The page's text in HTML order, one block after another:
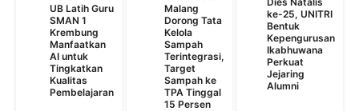
UB Latih Guru
SMAN 1
Krembung
Manfaatkan
AI untuk
Tingkatkan
Kualitas
Pembelajaran
Malang
Dorong Tata
Kelola
Sampah
Terintegrasi,
Target
Sampah ke
TPA Tinggal
15 Persen
ke-25, UNITRI
Bentuk
Kepengurusan
Ikabhuwana
Perkuat
Jejaring
Alumni